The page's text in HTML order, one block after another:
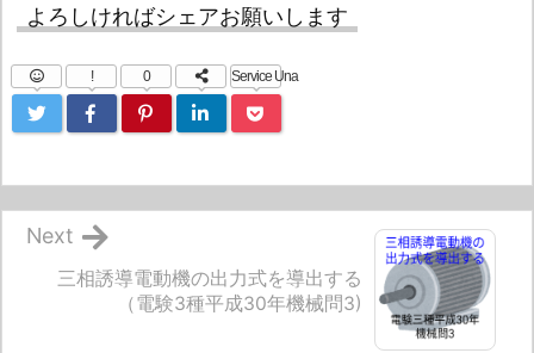
よろしければシェアお願いします
! 0 Service Una
三相誘導電動機の出力式を導出する
（電験3種平成30年機械問3)
Next